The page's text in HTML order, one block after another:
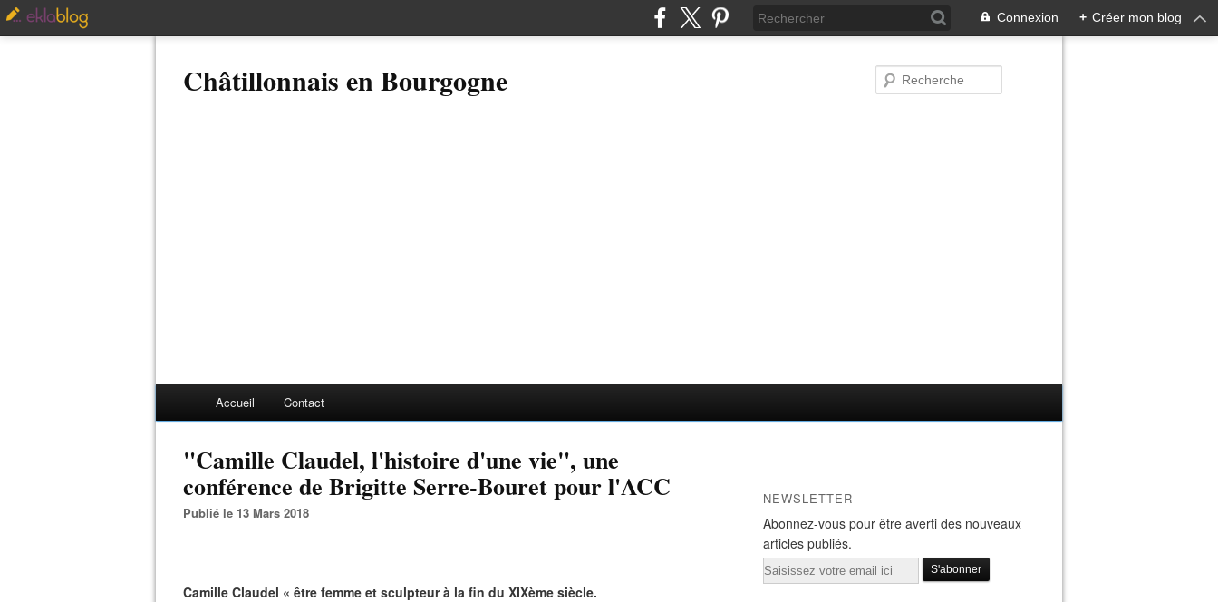
Connexion + Créer mon blog
Châtillonnais en Bourgogne
Accueil Contact
"Camille Claudel, l'histoire d'une vie", une
conférence de Brigitte Serre-Bouret pour l'ACC
Publié le 13 Mars 2018
Camille Claudel « être femme et sculpteur à la fin du XIXème siècle.
NEWSLETTER
Abonnez-vous pour être averti des nouveaux
articles publiés.
Email